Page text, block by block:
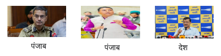
पंजाब पंजाब देश